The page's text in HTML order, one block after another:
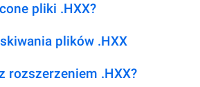
pliki .HXX?
plików .HXX
rozszerzeniem .HXX?